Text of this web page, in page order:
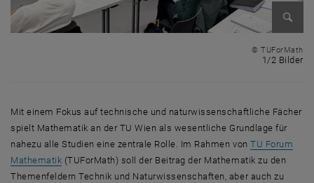
© TUForMath
1/2 Bilder
Mit einem Fokus auf technische und naturwissenschaftliche Fächer
spielt Mathematik an der TU Wien als wesentliche Grundlage für
nahezu alle Studien eine zentrale Rolle. Im Rahmen vonTU Forum
Mathematik (TUForMath) soll der Beitrag der Mathematik zu den
Themenfeldern Technik und Naturwissenschaften, aber auch zu